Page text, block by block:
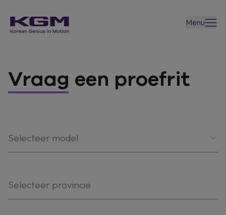
Menu
Vraag een proefrit
Selecteer model
Selecteer provincie